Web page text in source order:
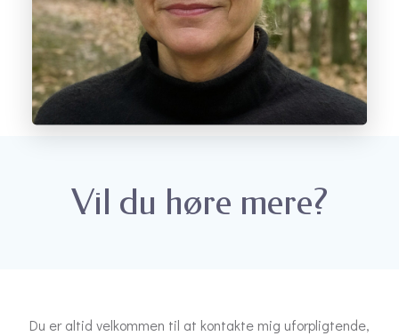
Vil du høre mere?
Du er altid velkommen til at kontakte mig uforpligtende,